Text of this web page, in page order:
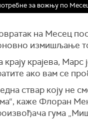
за вожњу по
на Месец
измишљање
крају крајева,
ако вам се
ствар коју не
каже Флоран
гума